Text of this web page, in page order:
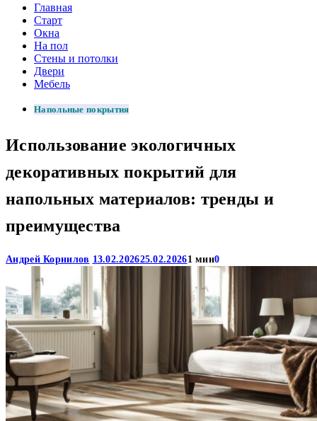
Главная
Старт
Окна
На пол
Стены и потолки
Двери
Мебель
Напольные покрытия
Использование экологичных
декоративных покрытий для
напольных материалов: тренды и
преимущества
Андрей Корнилов 13.02.202625.02.20261 мин0